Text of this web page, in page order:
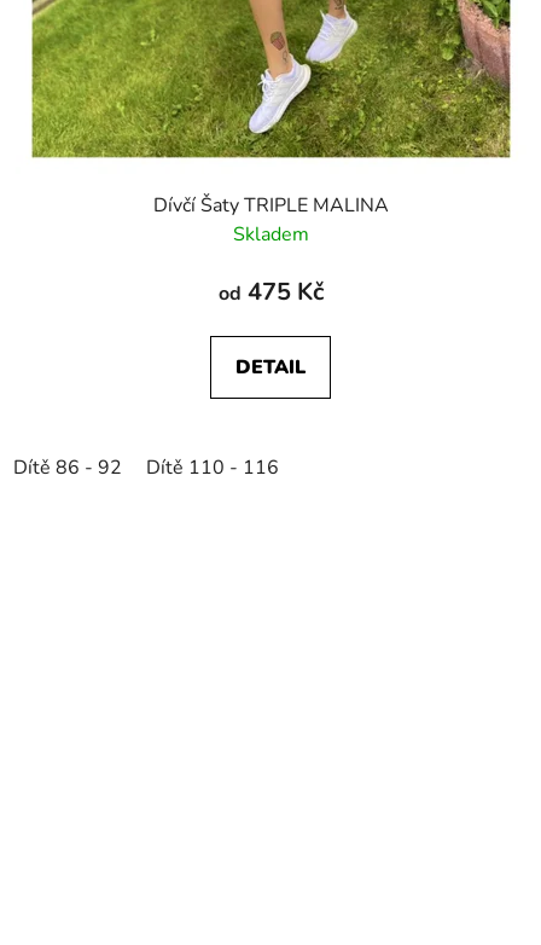
Dívčí Šaty TRIPLE MALINA
Skladem
od 475 Kč
DETAIL
Dítě 86 - 92 Dítě 110 - 116